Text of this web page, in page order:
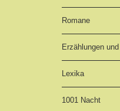
Romane
Erzählungen
Lexika
1001 Nacht